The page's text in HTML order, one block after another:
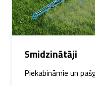
Smidzinātāji
Piekabināmie un